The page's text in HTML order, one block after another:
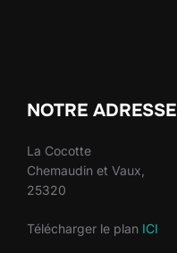
NOTRE ADRESSE
La Cocotte
Chemaudin et Vaux,
25320
Télécharger le plan ICI